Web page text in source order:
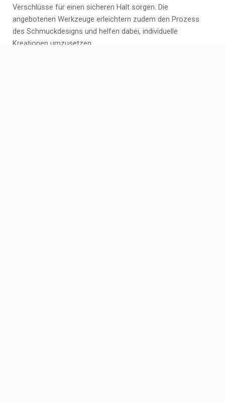
Verschlüsse für einen sicheren Halt sorgen. Die
angebotenen Werkzeuge erleichtern zudem den Prozess
des Schmuckdesigns und helfen dabei, individuelle
Kreationen umzusetzen.